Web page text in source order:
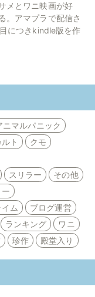
メとワニ映画が好
。アマプラで配信さ
につきkindle版を作
ニマルパニック
ト
クモ
スリラー
その他
ム
ブログ運営
ランキング
ワニ
珍作 殿堂入り